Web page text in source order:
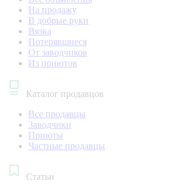
На продажу
В добрые руки
Вязка
Потерявшиеся
От заводчиков
Из приютов
Каталог продавцов
Все продавцы
Заводчики
Приюты
Частные продавцы
Статьи